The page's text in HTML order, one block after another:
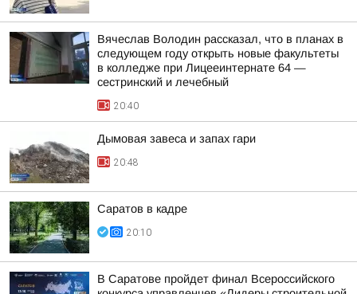
Вячеслав Володин рассказал, что в планах в
следующем году открыть новые факультеты
в колледже при Лицееинтернате 64 —
сестринский и лечебный
20:40
Дымовая завеса и запах гари
20:48
Саратов в кадре
20:10
В Саратове пройдет финал Всероссийского